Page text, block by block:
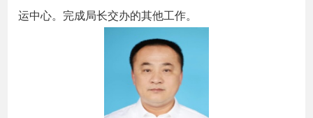
运中心。完成局长交办的其他工作。